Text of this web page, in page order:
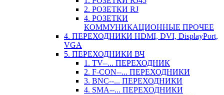
2. РОЗЕТКИ RJ
4. РОЗЕТКИ
КОММУНИКАЦИОННЫЕ ПРОЧЕЕ
4. ПЕРЕХОДНИКИ HDMI, DVI, DisplayPort,
VGA
5. ПЕРЕХОДНИКИ ВЧ
1. TV--... ПЕРЕХОДНИК
2. F-CON--... ПЕРЕХОДНИКИ
3. BNC--... ПЕРЕХОДНИКИ
4. SMA--... ПЕРЕХОДНИКИ